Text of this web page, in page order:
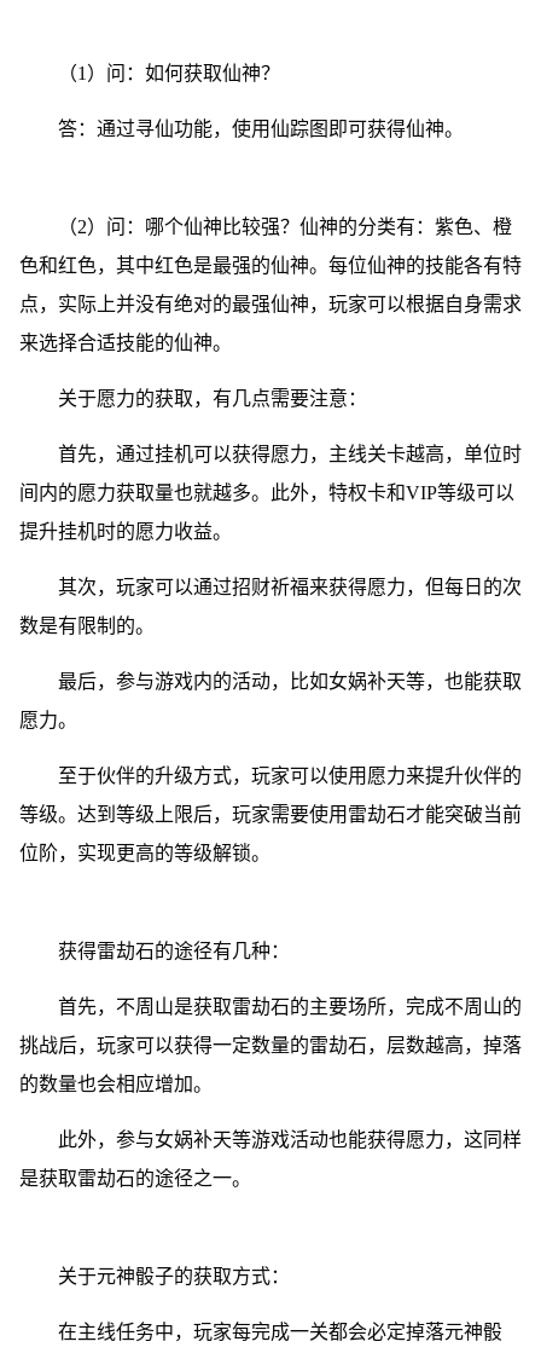
（1）问：如何获取仙神？
答：通过寻仙功能，使用仙踪图即可获得仙神。
（2）问：哪个仙神比较强？仙神的分类有：紫色、橙
色和红色，其中红色是最强的仙神。每位仙神的技能各有特
点，实际上并没有绝对的最强仙神，玩家可以根据自身需求
来选择合适技能的仙神。
关于愿力的获取，有几点需要注意：
首先，通过挂机可以获得愿力，主线关卡越高，单位时
间内的愿力获取量也就越多。此外，特权卡和VIP等级可以
提升挂机时的愿力收益。
其次，玩家可以通过招财祈福来获得愿力，但每日的次
数是有限制的。
最后，参与游戏内的活动，比如女娲补天等，也能获取
愿力。
至于伙伴的升级方式，玩家可以使用愿力来提升伙伴的
等级。达到等级上限后，玩家需要使用雷劫石才能突破当前
位阶，实现更高的等级解锁。
获得雷劫石的途径有几种：
首先，不周山是获取雷劫石的主要场所，完成不周山的
挑战后，玩家可以获得一定数量的雷劫石，层数越高，掉落
的数量也会相应增加。
此外，参与女娲补天等游戏活动也能获得愿力，这同样
是获取雷劫石的途径之一。
关于元神骰子的获取方式：
在主线任务中，玩家每完成一关都会必定掉落元神骰